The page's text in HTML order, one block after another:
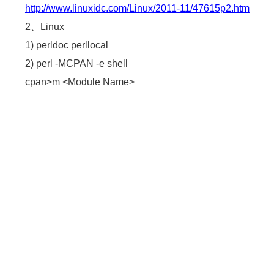
http://www.linuxidc.com/Linux/2011-11/47615p2.htm
2、Linux
1) perldoc perllocal
2) perl -MCPAN -e shell
cpan>m <Module Name>